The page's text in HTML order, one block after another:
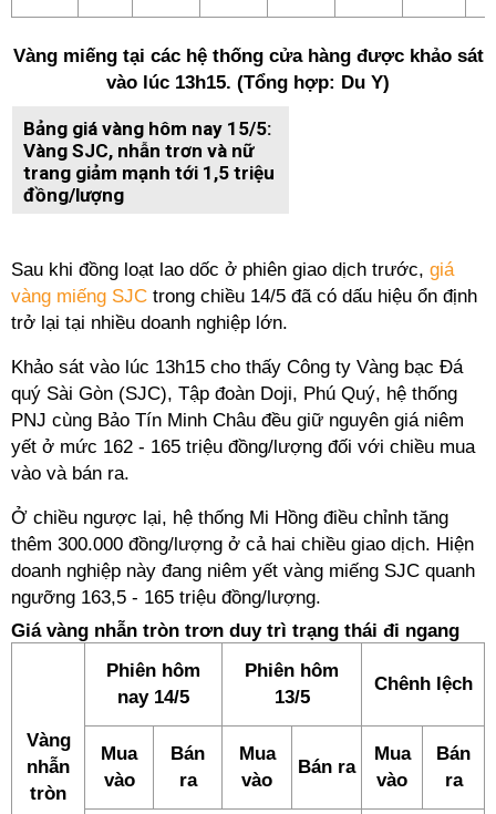
Vàng miếng tại các hệ thống cửa hàng được khảo sát
vào lúc 13h15. (Tổng hợp: Du Y)
Bảng giá vàng hôm nay 15/5:
Vàng SJC, nhẫn trơn và nữ
trang giảm mạnh tới 1,5 triệu
đồng/lượng
Sau khi đồng loạt lao dốc ở phiên giao dịch trước, giá
vàng miếng SJC trong chiều 14/5 đã có dấu hiệu ổn định
trở lại tại nhiều doanh nghiệp lớn.
Khảo sát vào lúc 13h15 cho thấy Công ty Vàng bạc Đá
quý Sài Gòn (SJC), Tập đoàn Doji, Phú Quý, hệ thống
PNJ cùng Bảo Tín Minh Châu đều giữ nguyên giá niêm
yết ở mức 162 - 165 triệu đồng/lượng đối với chiều mua
vào và bán ra.
Ở chiều ngược lại, hệ thống Mi Hồng điều chỉnh tăng
thêm 300.000 đồng/lượng ở cả hai chiều giao dịch. Hiện
doanh nghiệp này đang niêm yết vàng miếng SJC quanh
ngưỡng 163,5 - 165 triệu đồng/lượng.
Giá vàng nhẫn tròn trơn duy trì trạng thái đi ngang
Vàng
nhẫn
tròn
Phiên hôm
nay 14/5
Phiên hôm
13/5
Chênh lệch
Mua
vào
Bán
ra
Mua
vào
Bán ra
Mua
vào
Bán
ra